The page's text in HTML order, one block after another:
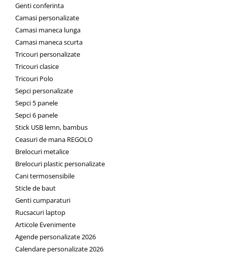
Genti conferinta
Camasi personalizate
Camasi maneca lunga
Camasi maneca scurta
Tricouri personalizate
Tricouri clasice
Tricouri Polo
Sepci personalizate
Sepci 5 panele
Sepci 6 panele
Stick USB lemn, bambus
Ceasuri de mana REGOLO
Brelocuri metalice
Brelocuri plastic personalizate
Cani termosensibile
Sticle de baut
Genti cumparaturi
Rucsacuri laptop
Articole Evenimente
Agende personalizate 2026
Calendare personalizate 2026